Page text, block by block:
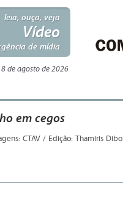
leia, ouça, veja
Vídeo
de mídia
8 de agosto de 2026
em cegos
CTAV / Edição: Thamiris Dibo